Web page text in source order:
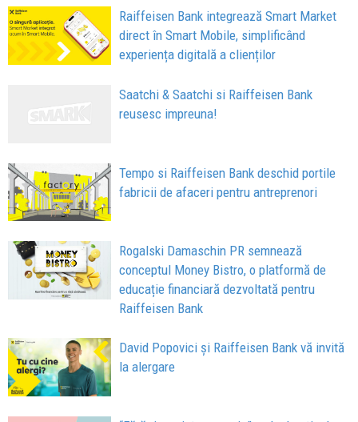
Raiffeisen Bank integrează Smart Market
direct în Smart Mobile, simplificând
experiența digitală a clienților
Saatchi & Saatchi si Raiffeisen Bank
reusesc impreuna!
Tempo si Raiffeisen Bank deschid portile
fabricii de afaceri pentru antreprenori
Rogalski Damaschin PR semnează
conceptul Money Bistro, o platformă de
educație financiară dezvoltată pentru
Raiffeisen Bank
David Popovici și Raiffeisen Bank vă invită
la alergare